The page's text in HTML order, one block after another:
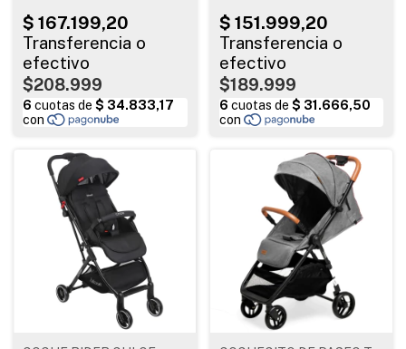
$208.999 $189.999